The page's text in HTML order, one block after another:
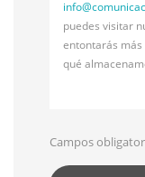
info@
puedes visitar
entontarás
qué
Campos